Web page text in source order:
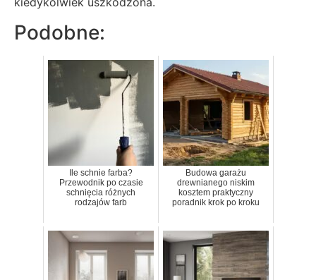
Podobne:
Ile schnie farba?
Przewodnik po czasie
schnięcia różnych
rodzajów farb
Budowa garażu
drewnianego niskim
kosztem praktyczny
poradnik krok po kroku